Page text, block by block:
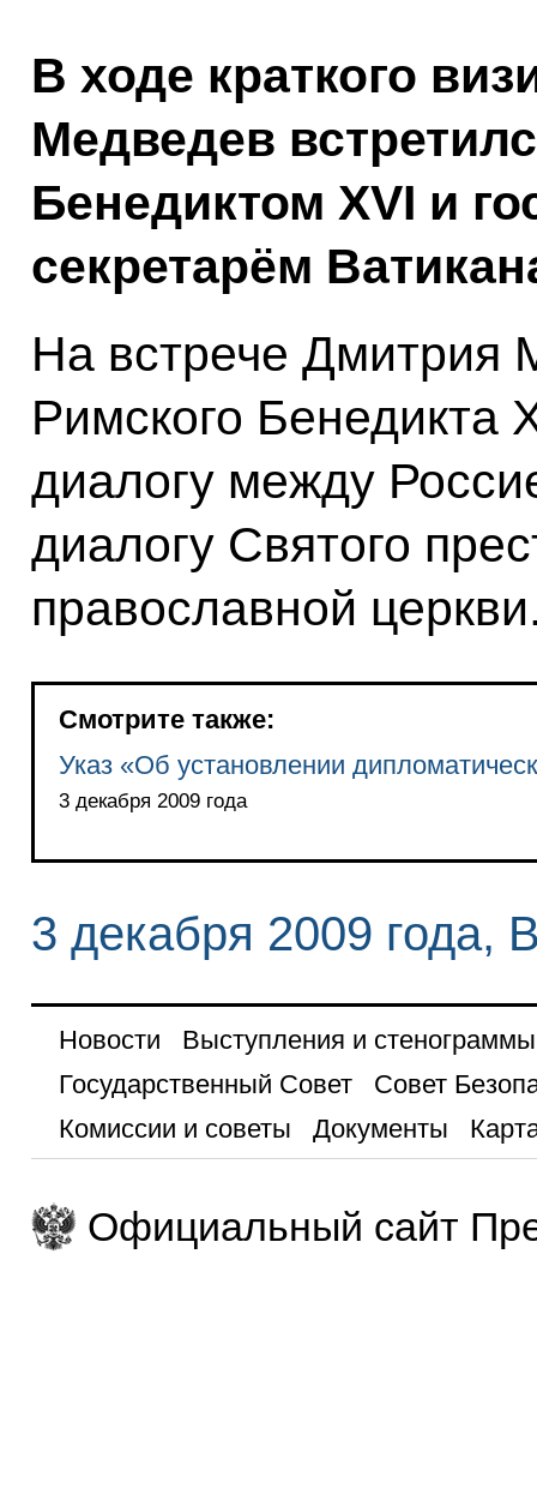
В ходе краткого
Медведев
Бенедиктом XVI и
секретарём
На встрече Дмитрия
Римского Бенедикта
диалогу между
диалогу Святого
православной
Смотрите также:
Указ «Об установлении
3 декабря 2009 года
3 декабря 2009 года,
Новости
Выступления и стенограммы
Государственный Совет
Совет
Комиссии и советы
Документы
Официальный сайт